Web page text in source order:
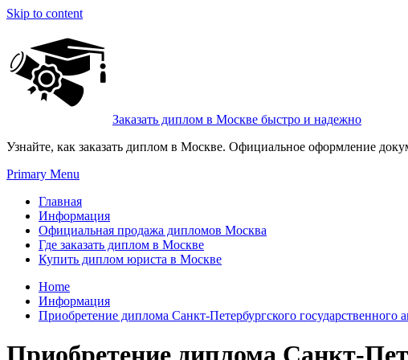
Skip to content
Заказать диплом в Москве быстро и надежно
Узнайте, как заказать диплом в Москве. Официальное оформление
Primary Menu
Главная
Информация
Официальная продажа дипломов Москва
Где заказать диплом в Москве
Купить диплом юриста в Москве
Home
Информация
Приобретение диплома Санкт-Петербургского государственного